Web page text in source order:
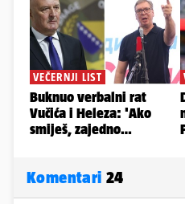
Komentari 24